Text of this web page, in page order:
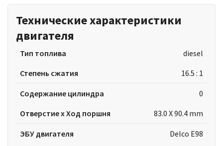
Технические характеристики
двигателя
Тип топлива
diesel
Степень сжатия
16.5 : 1
Содержание цилиндра
0
Отверстие x Ход поршня
83.0 X 90.4 mm
ЭБУ двигателя
Delco E98